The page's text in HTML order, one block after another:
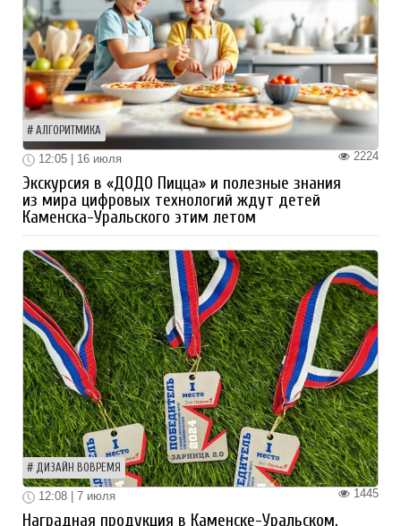
АЛГОРИТМИКА
2224
12:05 | 16 июля
Экскурсия в «ДОДО Пицца» и полезные знания
из мира цифровых технологий ждут детей
Каменска-Уральского этим летом
ДИЗАЙН ВОВРЕМЯ
1445
12:08 | 7 июля
Наградная продукция в Каменске-Уральском.